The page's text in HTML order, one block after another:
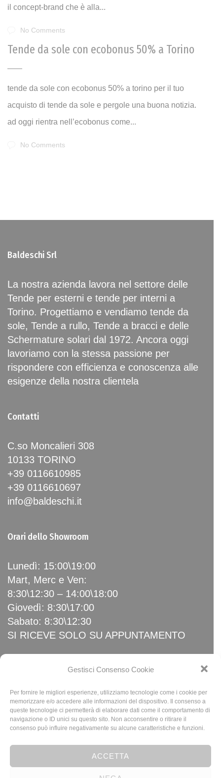
Gestisci Consenso Cookie
Per fornire le migliori esperienze, utilizziamo tecnologie come i cookie per
memorizzare e/o accedere alle informazioni del dispositivo. Il consenso a
queste tecnologie ci permetterà di elaborare dati come il comportamento di
navigazione o ID unici su questo sito. Non acconsentire o ritirare il
consenso può influire negativamente su alcune caratteristiche e funzioni.
ACCETTA
il concept-brand che è alla...
No Comments
Tende da sole con ecobonus 50% a Torino
tende da sole con ecobonus 50% a torino per il tuo
acquisto di tende da sole e pergole una buona notizia.
ad oggi rientra nell’ecobonus come...
No Comments
Baldeschi Srl
La nostra azienda lavora nel settore delle
Tende per esterni e tende per interni a
Torino. Progettiamo e vendiamo tende da
sole, Tende a rullo, Tende a bracci e delle
Schermature solari dal 1972. Ancora oggi
lavoriamo con la stessa passione per
rispondere con efficienza e conoscenza alle
esigenze della nostra clientela
Contatti
C.so Moncalieri 308
10133 TORINO
+39 0116610985
+39 0116610697
info@baldeschi.it
Orari dello Showroom
Lunedì: 15:00\19:00
Mart, Merc e Ven:
8:30\12:30 – 14:00\18:00
Giovedì: 8:30\17:00
Sabato: 8:30\12:30
SI RICEVE SOLO SU APPUNTAMENTO
Home
News
Privacy Policy